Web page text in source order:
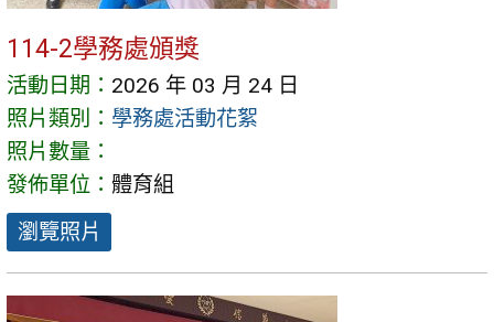
114-2學務處頒獎
活動日期： 2026 年 03 月 24 日
照片類別： 學務處活動花絮
照片數量：
發佈單位： 體育組
瀏覽照片